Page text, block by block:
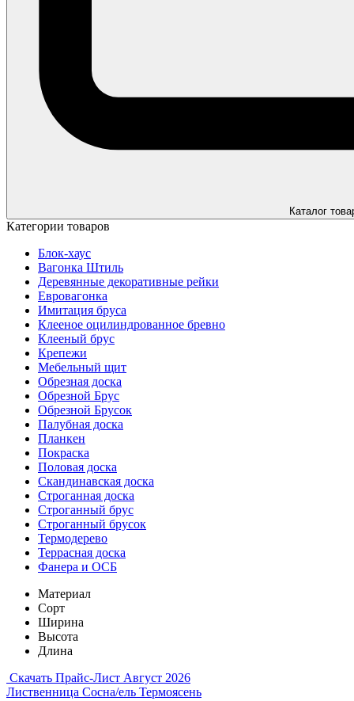
Каталог
Категории товаров
Блок-хаус
Вагонка Штиль
Деревянные декоративные рейки
Евровагонка
Имитация бруса
Клееное оцилиндрованное бревно
Клееный брус
Крепежи
Мебельный щит
Обрезная доска
Обрезной Брус
Обрезной Брусок
Палубная доска
Планкен
Покраска
Половая доска
Скандинавская доска
Строганная доска
Строганный брус
Строганный брусок
Термодерево
Террасная доска
Фанера и ОСБ
Материал
Сорт
Ширина
Высота
Длина
Скачать Прайс-Лист Август 2026
Лиственница Сосна/ель Термоясень